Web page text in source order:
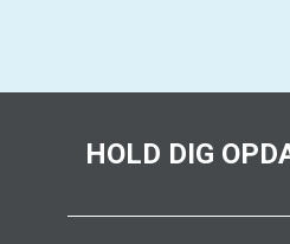
HOLD DIG